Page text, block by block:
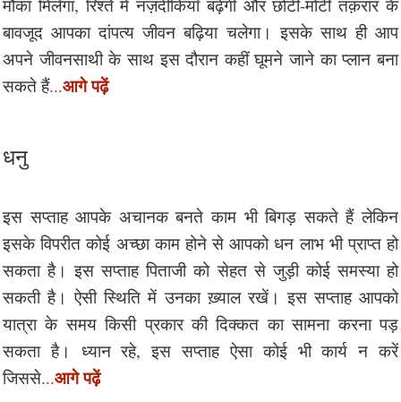
मौका मिलेगा, रिश्ते में नज़दीकियाँ बढ़ेंगी और छोटी-मोटी तक़रार के
बावजूद आपका दांपत्य जीवन बढ़िया चलेगा। इसके साथ ही आप
अपने जीवनसाथी के साथ इस दौरान कहीं घूमने जाने का प्लान बना
सकते हैं...आगे पढ़ें
धनु
इस सप्ताह आपके अचानक बनते काम भी बिगड़ सकते हैं लेकिन
इसके विपरीत कोई अच्छा काम होने से आपको धन लाभ भी प्राप्त हो
सकता है। इस सप्ताह पिताजी को सेहत से जुड़ी कोई समस्या हो
सकती है। ऐसी स्थिति में उनका ख़्याल रखें। इस सप्ताह आपको
यात्रा के समय किसी प्रकार की दिक्कत का सामना करना पड़
सकता है। ध्यान रहे, इस सप्ताह ऐसा कोई भी कार्य न करें
जिससे...आगे पढ़ें